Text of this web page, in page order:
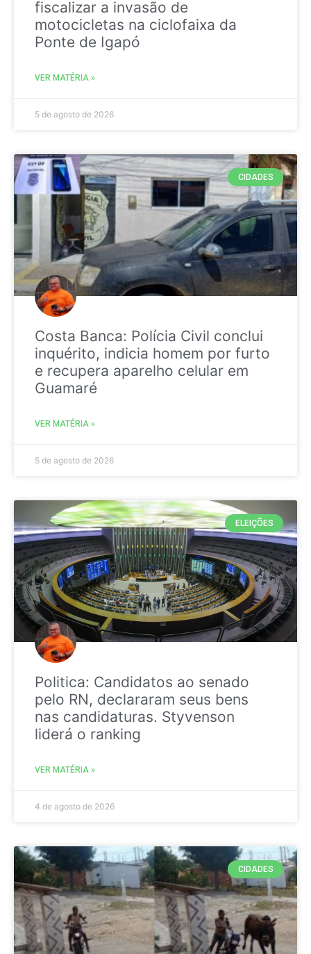
fiscalizar a invasão de
motocicletas na ciclofaixa da
Ponte de Igapó
VER MATÉRIA »
5 de agosto de 2026
CIDADES
Costa Banca: Polícia Civil conclui
inquérito, indicia homem por furto
e recupera aparelho celular em
Guamaré
VER MATÉRIA »
5 de agosto de 2026
ELEIÇÕES
Politica: Candidatos ao senado
pelo RN, declararam seus bens
nas candidaturas. Styvenson
liderá o ranking
VER MATÉRIA »
4 de agosto de 2026
CIDADES